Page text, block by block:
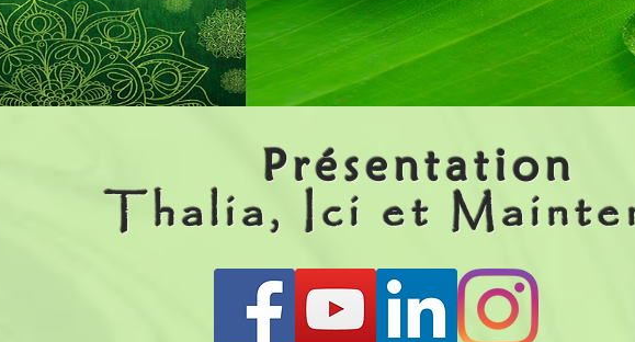
Présentation
Thalia, Ici et